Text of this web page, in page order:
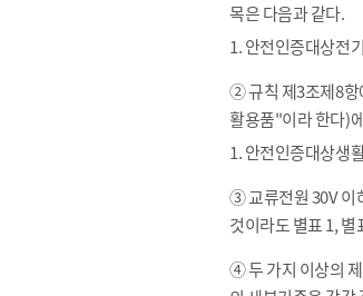
목은 다음과 같다.
1. 안전인증대상전
② 규칙 제3조제8항
활용품"이라 한다)
1. 안전인증대상생
③ 교류전원 30V 이
것이라도 별표 1,
④ 두 가지 이상의